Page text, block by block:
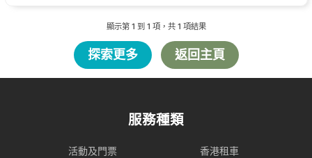
顯示第 1 到 1 項，共 1 項結果
探索更多 返回主頁
服務種類
活動及門票
香港租車